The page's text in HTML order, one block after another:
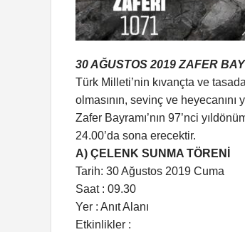
30 AĞUSTOS 2019 ZAFER
Türk Milleti’nin kıvançta ve
olmasının, sevinç ve
Zafer Bayramı’nın 97’nci
24.00’da sona erecektir.
A) ÇELENK SUNMA TÖRENİ
Tarih: 30 Ağustos 2019 Cuma
Saat : 09.30
Yer : Anıt Alanı
Etkinlikler :